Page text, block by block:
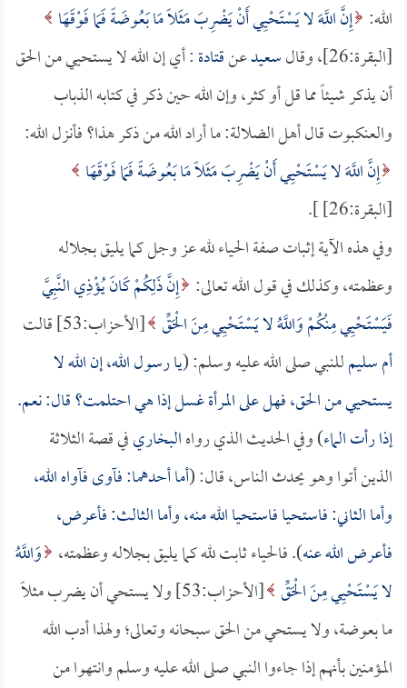
الله: إِنَّ اللَّهَ لا يَسْتَحْيِي أَنْ يَضْرِبَ مَثَلًا مَا بَعُوضَةً فَمَا فَوْقَهَا
[البقرة:26]، وقال
سعيدعنقتادة: أي إن الله لا يستحيي من الحق
أن يذكر شيئاً مما قل أو كثر، وإن الله حين ذكر في كتابه الذباب
والعنكبوت قال أهل الضلالة: ما أراد الله من ذكر هذا؟ فأنزل الله:
إِنَّ اللَّهَ لا يَسْتَحْيِي أَنْ يَضْرِبَ مَثَلًا مَا بَعُوضَةً فَمَا فَوْقَهَا
[البقرة:26] ].
وفي هذه الآية إثبات صفة الحياء لله عز وجل كما يليق بجلاله
وعظمته، وكذلك في قول الله تعالى: إِنَّ ذَلِكُمْ كَانَ يُؤْذِي النَّبِيَّ
فَيَسْتَحْيِي مِنْكُمْ وَاللَّهُ لا يَسْتَحْيِي مِنَ الْحَقِّ [الأحزاب:53] قالت
أم سليمللنبي صلى الله عليه وسلم: (يا رسول الله، إن الله لا
يستحيي من الحق، فهل على المرأة غسل إذا هي احتلمت؟ قال: نعم.
إذا رأت الماء) وفي الحديث الذي رواهالبخاريفي قصة الثلاثة
الذين أتوا وهو يحدث الناس، قال: (أما أحدهما: فآوى فآواه الله،
وأما الثاني: فاستحيا فاستحيا الله منه، وأما الثالث: فأعرض،
فأعرض الله عنه). فالحياء ثابت لله كما يليق بجلاله وعظمته، وَاللَّهُ
لا يَسْتَحْيِي مِنَ الْحَقِّ
[الأحزاب:53] ولا يستحي أن يضرب مثلاً
ما بعوضة، ولا يستحي من الحق سبحانه وتعالى؛ ولهذا أدب الله
المؤمنين بأنهم إذا جاءوا النبي صلى الله عليه وسلم وانتهوا من